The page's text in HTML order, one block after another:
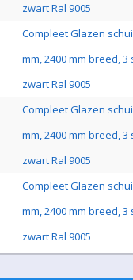
zwart Ral 9005
Compleet Glazen
mm, 2400 mm breed,
zwart Ral 9005
Compleet Glazen
mm, 2400 mm breed,
zwart Ral 9005
Compleet Glazen
mm, 2400 mm breed,
zwart Ral 9005